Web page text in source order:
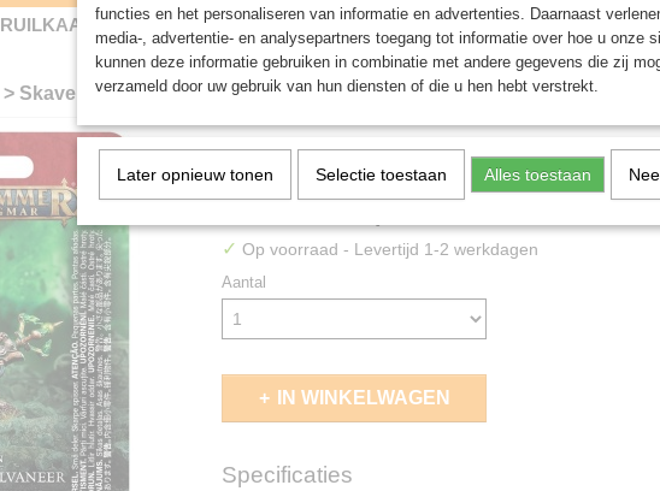
RUILKAARTEN MINIATURE GAMING ROLE PLAYING GAMES
> Skaven Warlock Galvaneer
Skaven Warlock
€ 27,95
✓ Op voorraad - Levertijd 1-2 werkdagen
Aantal
IN WINKELWAGEN
Specificaties
functies en het personaliseren van informatie en advertenties. Daarnaast
media-, advertentie- en analysepartners toegang tot informatie over hoe u onze
kunnen deze informatie gebruiken in combinatie met andere gegevens die zij
verzameld door uw gebruik van hun diensten of die u hen hebt verstrekt.
Later opnieuw tonen Selectie toestaan Alles toestaan